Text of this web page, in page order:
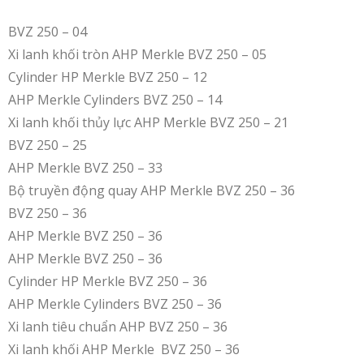
BVZ 250 – 04
Xi lanh khối tròn AHP Merkle BVZ 250 – 05
Cylinder HP Merkle BVZ 250 – 12
AHP Merkle Cylinders BVZ 250 – 14
Xi lanh khối thủy lực AHP Merkle BVZ 250 – 21
BVZ 250 – 25
AHP Merkle BVZ 250 – 33
Bộ truyền động quay AHP Merkle BVZ 250 – 36
BVZ 250 – 36
AHP Merkle BVZ 250 – 36
AHP Merkle BVZ 250 – 36
Cylinder HP Merkle BVZ 250 – 36
AHP Merkle Cylinders BVZ 250 – 36
Xi lanh tiêu chuẩn AHP BVZ 250 – 36
Xi lanh khối AHP Merkle BVZ 250 – 36